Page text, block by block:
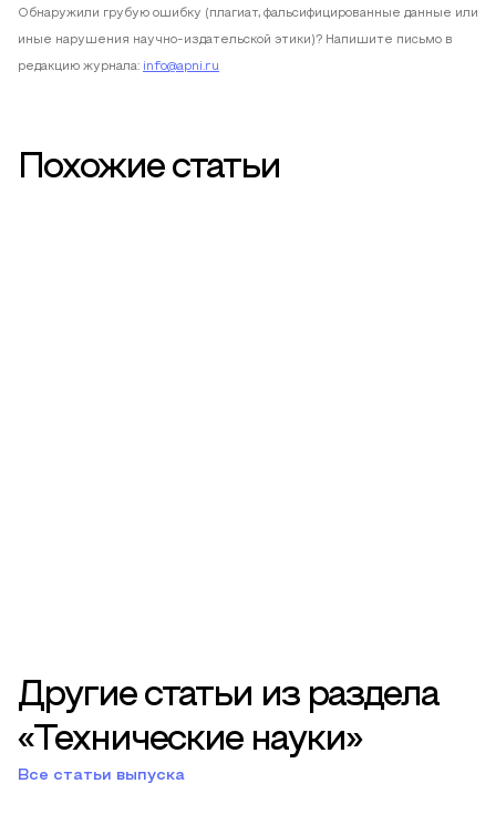
Обнаружили грубую ошибку (плагиат, фальсифицированные данные или
иные нарушения научно-издательской этики)? Напишите письмо в
редакцию журнала: info@apni.ru
Похожие статьи
Другие статьи из раздела
«Технические науки»
Все статьи выпуска